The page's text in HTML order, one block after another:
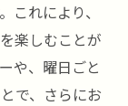
これにより、
楽しむことが
や、曜日ごと
で、さらにお